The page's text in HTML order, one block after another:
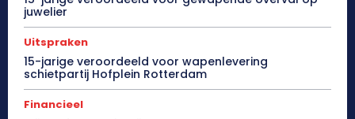
juwelier
Uitspraken
15-jarige veroordeeld voor wapenlevering
schietpartij Hofplein Rotterdam
Financieel